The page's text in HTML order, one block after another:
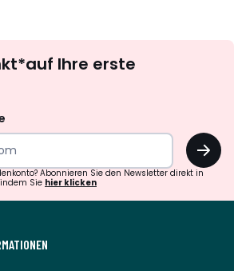
abonnieren
Ihre erste
OK
Abonnieren Sie den Newsletter direkt in
Sie hier klicken